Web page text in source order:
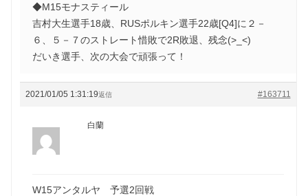
◆M15モナスティール
吉村大生選手18歳、RUSポルキン選手22歳[Q4]に２－
６、５－７のストレート惜敗で2R敗退、残念(>_<)
だいき選手、次の大会で頑張って！
2021/01/05 1:31:19 #163711
返信
白蘭
W15アンタルヤ 予選2回戦